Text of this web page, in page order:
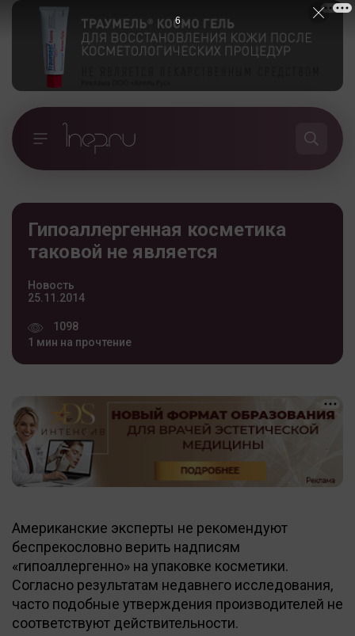
Гипоаллергенная косметика
таковой не является
Новость
25.11.2014
1098
1 мин на прочтение
Американские эксперты не рекомендуют
беспрекословно верить надписям
«гипоаллергенно» на упаковке косметики.
Согласно результатам недавнего исследования,
часто подобные утверждения производителей не
соответствуют действительности.
5